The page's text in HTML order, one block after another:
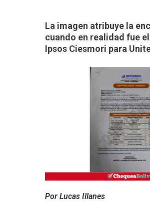
La imagen atribuye la
cuando en realidad fue
Ipsos Ciesmori para
Por Lucas Illanes